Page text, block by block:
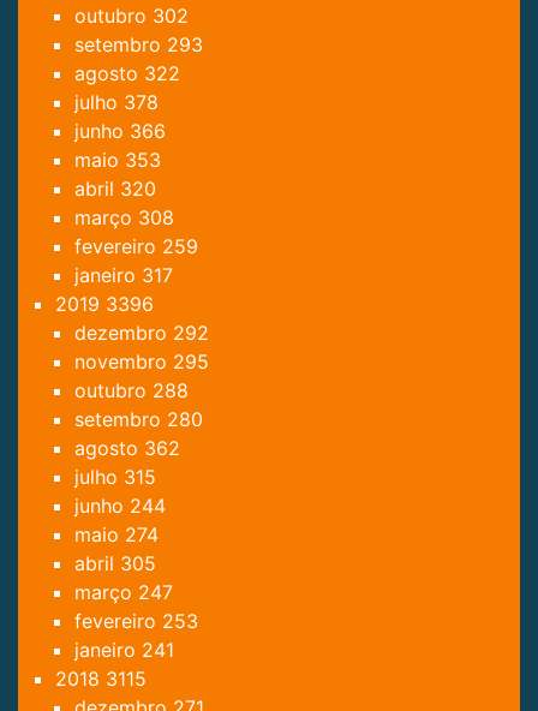
outubro 302
setembro 293
agosto 322
julho 378
junho 366
maio 353
abril 320
março 308
fevereiro 259
janeiro 317
2019 3396
dezembro 292
novembro 295
outubro 288
setembro 280
agosto 362
julho 315
junho 244
maio 274
abril 305
março 247
fevereiro 253
janeiro 241
2018 3115